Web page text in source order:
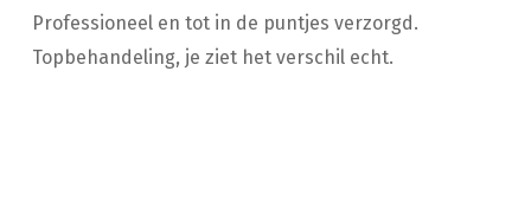
Professioneel en tot in de puntjes verzorgd.
Topbehandeling, je ziet het verschil echt.